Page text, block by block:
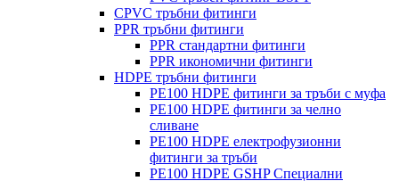
CPVC тръбни фитинги
PPR тръбни фитинги
PPR стандартни фитинги
PPR икономични фитинги
HDPE тръбни фитинги
PE100 HDPE фитинги за тръби с муфа
PE100 HDPE фитинги за челно
сливане
PE100 HDPE електрофузионни
фитинги за тръби
PE100 HDPE GSHP Специални